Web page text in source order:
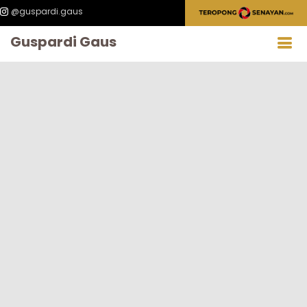
@guspardi.gaus
Guspardi Gaus